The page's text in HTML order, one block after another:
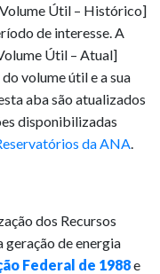
Útil – Histórico]
de interesse. A
Útil – Atual]
volume útil e a sua
aba são atualizados
disponibilizadas
da ANA.
dos Recursos
de energia
Federal de 1988e